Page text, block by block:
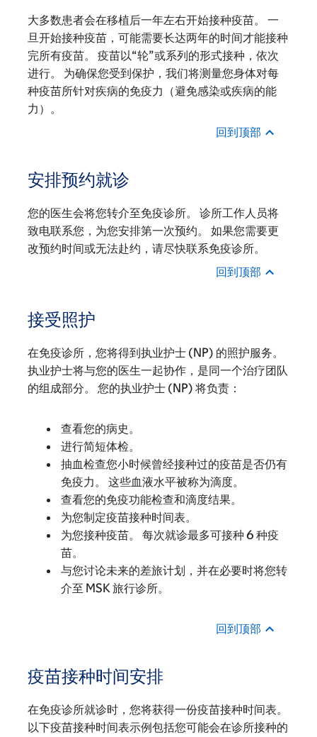
大多数患者会在移植后一年左右开始接种疫苗。 一
旦开始接种疫苗，可能需要长达两年的时间才能接种
完所有疫苗。 疫苗以“轮”或系列的形式接种，依次
进行。 为确保您受到保护，我们将测量您身体对每
种疫苗所针对疾病的免疫力（避免感染或疾病的能
力）。
回到顶部
安排预约就诊
您的医生会将您转介至免疫诊所。 诊所工作人员将
致电联系您，为您安排第一次预约。 如果您需要更
改预约时间或无法赴约，请尽快联系免疫诊所。
回到顶部
接受照护
在免疫诊所，您将得到执业护士 (NP) 的照护服务。
执业护士将与您的医生一起协作，是同一个治疗团队
的组成部分。 您的执业护士 (NP) 将负责：
查看您的病史。
进行简短体检。
抽血检查您小时候曾经接种过的疫苗是否仍有
免疫力。 这些血液水平被称为滴度。
查看您的免疫功能检查和滴度结果。
为您制定疫苗接种时间表。
为您接种疫苗。 每次就诊最多可接种 6 种疫
苗。
与您讨论未来的差旅计划，并在必要时将您转
介至 MSK 旅行诊所。
回到顶部
疫苗接种时间安排
在免疫诊所就诊时，您将获得一份疫苗接种时间表。
以下疫苗接种时间表示例包括您可能会在诊所接种的